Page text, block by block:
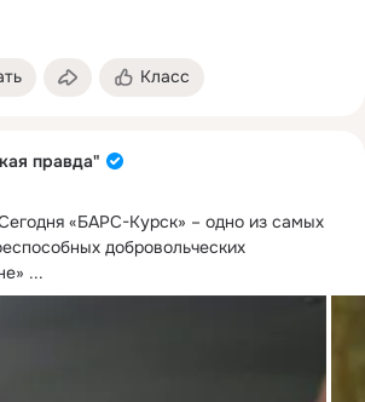
Класс
правда"
«БАРС-Курск» – одно из самых
добровольческих
...